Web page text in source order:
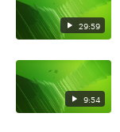
29:59
9:54